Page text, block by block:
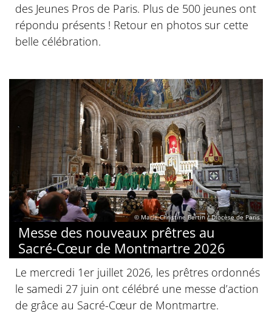
des Jeunes Pros de Paris. Plus de 500 jeunes ont
répondu présents ! Retour en photos sur cette
belle célébration.
© Marie-Christine Bertin / Diocèse de Paris
Messe des nouveaux prêtres au
Sacré-Cœur de Montmartre 2026
Le mercredi 1er juillet 2026, les prêtres ordonnés
le samedi 27 juin ont célébré une messe d’action
de grâce au Sacré-Cœur de Montmartre.